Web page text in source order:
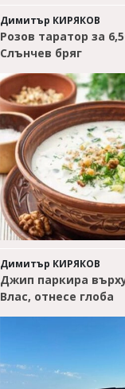
Димитър КИРЯКОВ
Розов таратор за
Слънчев бряг
Димитър КИРЯКОВ
Джип паркира
Влас, отнесе глоба